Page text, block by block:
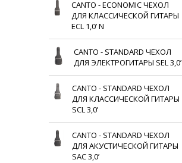
CANTO - ECONOMIC ЧЕХОЛ
ДЛЯ КЛАССИЧЕСКОЙ ГИТАРЫ
ECL 1,0’ N
CANTO - STANDARD ЧЕХОЛ
ДЛЯ ЭЛЕКТРОГИТАРЫ SEL 3,0’
CANTO - STANDARD ЧЕХОЛ
ДЛЯ КЛАССИЧЕСКОЙ ГИТАРЫ
SCL 3,0’
CANTO - STANDARD ЧЕХОЛ
ДЛЯ АКУСТИЧЕСКОЙ ГИТАРЫ
SAC 3,0’